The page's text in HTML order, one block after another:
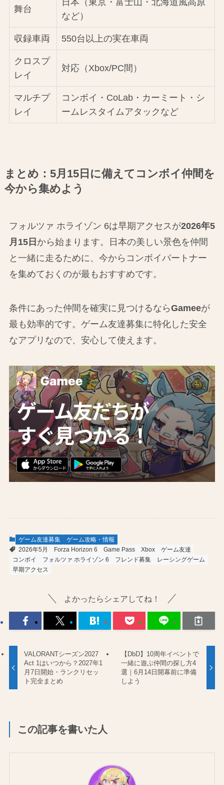
舞台
など）
収録車両 550台以上の実在車両
クロスプ
レイ
対応（Xbox/PC間）
マルチプ
レイ
コンボイ・CoLab・カーミート・シ
ームレスタイムアタックなど
まとめ：5月15日に備えてコンボイ仲間を
今から集めよう
フォルツァ ホライゾン 6は早期アクセスが2026年5
月15日 から始まります。日本の美しい景色を仲間
と一緒に走るために、今からコンボイパートナー
を集めておくのが最もおすすめです。
条件にあった仲間を確実に見つけるならGameeが
最も効率的です。ゲーム友達募集に特化した安全
なアプリなので、安心して使えます。
ゲーム友達募集
ゲーム攻略・情報
2026年5月
Forza Horizon 6 Game Pass Xbox
ゲーム友達
コンボイ
フォルツァ ホライゾン 6 フレンド募集
レーシングゲーム
早期アクセス
よかったらシェアしてね！
VALORANTシーズン2027
Act 1はいつから？2027年1
月7日開始・ランクリセッ
ト完全まとめ
【DbD】10周年イベントで
一緒に遊ぶ仲間の探し方4
選｜6月14日開幕前に準備
しよう
この記事を書いた人